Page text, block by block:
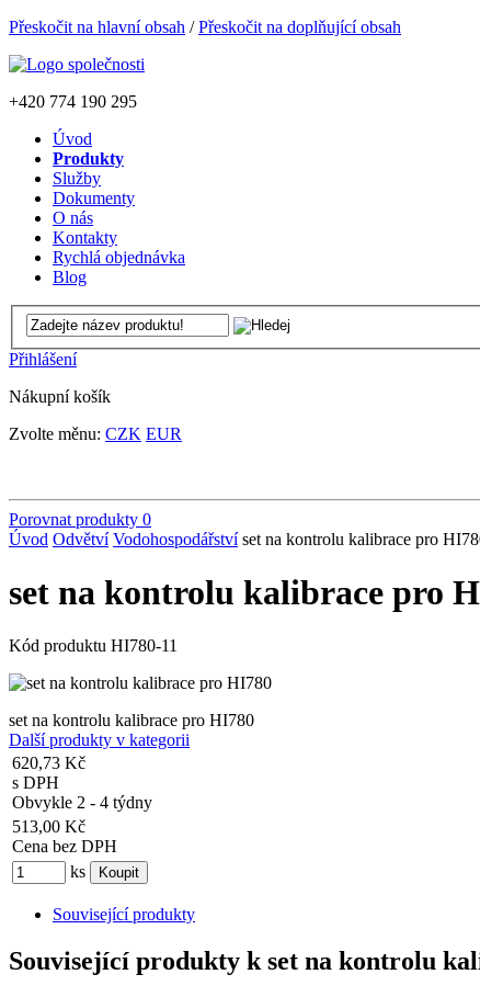
Přeskočit na hlavní obsah /Přeskočit na doplňující obsah
+420 774 190 295
Úvod
Produkty
Služby
Dokumenty
O nás
Kontakty
Rychlá objednávka
Blog
Přihlášení
Nákupní košík
Zvolte měnu: CZK EUR
Porovnat produkty 0
Úvod Odvětví Vodohospodářství set na kontrolu kalibrace pro
set na kontrolu kalibrace pro
Kód produktu HI780-11
set na kontrolu kalibrace pro HI780
Další produkty v kategorii
620,73 Kč
s DPH
Obvykle 2 - 4 týdny
513,00 Kč
Cena bez DPH
ks
Související produkty
Související produkty kset na kontrolu